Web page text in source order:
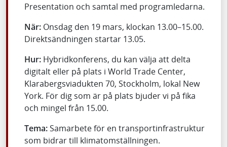
Presentation och samtal med programledarna.
När: Onsdag den 19 mars, klockan 13.00–15.00.
Direktsändningen startar 13.05.
Hur: Hybridkonferens, du kan välja att delta
digitalt eller på plats i World Trade Center,
Klarabergsviadukten 70, Stockholm, lokal New
York. För dig som är på plats bjuder vi på fika
och mingel från 15.00.
Tema:Samarbete för en transportinfrastruktur
som bidrar till klimatomställningen.